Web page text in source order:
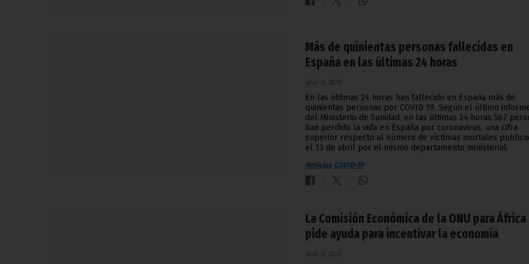
Más de quinientas personas fallecidas en
España en las últimas 24 horas
abril 15, 2020
En las últimas 24 horas han fallecido en España más de
quinientas personas por COVID 19. Según el último
del Ministerio de Sanidad, en las últimas 24 horas 567
han perdido la vida en España por coronavirus, una cifra
superior respecto al número de víctimas mortales
el 13 de abril por el mismo departamento ministerial.
Noticias COVID-19
La Comisión Económica de la ONU para África
pide ayuda para incentivar la economía
abril 15, 2020